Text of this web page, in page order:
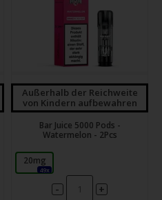
Außerhalb der Reichweite
von Kindern aufbewahren
Bar Juice 5000 Pods -
Watermelon - 2Pcs
20mg
49x
- +